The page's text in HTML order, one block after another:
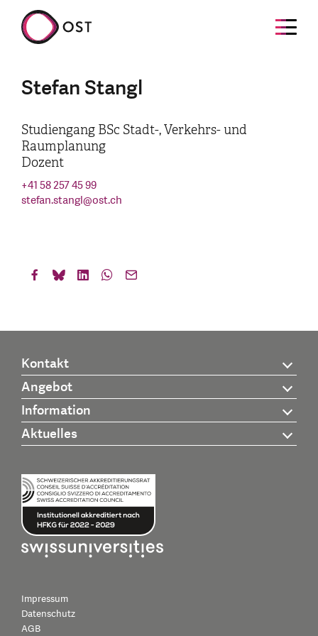
Stefan Stangl
Studiengang BSc Stadt-, Verkehrs- und
Raumplanung
Dozent
+41 58 257 45 99
stefan.stangl@ost.ch
Kontakt
Angebot
Information
Aktuelles
Impressum
Datenschutz
AGB